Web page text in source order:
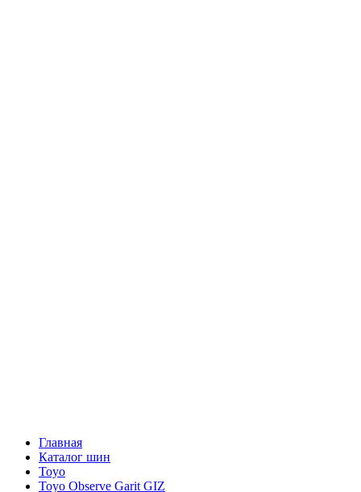
Главная
Каталог шин
Toyo
Toyo Observe Garit GIZ